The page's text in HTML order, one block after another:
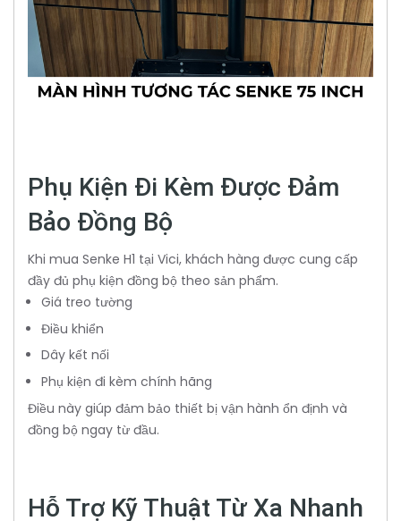
Phụ Kiện Đi Kèm Được Đảm
Bảo Đồng Bộ
Khi mua Senke H1 tại Vici, khách hàng được cung cấp
đầy đủ phụ kiện đồng bộ theo sản phẩm.
Giá treo tường
Điều khiển
Dây kết nối
Phụ kiện đi kèm chính hãng
Điều này giúp đảm bảo thiết bị vận hành ổn định và
đồng bộ ngay từ đầu.
Hỗ Trợ Kỹ Thuật Từ Xa Nhanh